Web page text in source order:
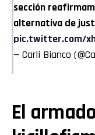
sección
alternativa de
pic.twitter.com/
— Carli Bianco
El